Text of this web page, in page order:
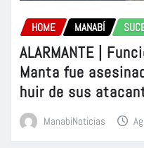
HOME MANABÍ
ALARMANTE |
Manta fue
huir de sus
ManabiNoticias